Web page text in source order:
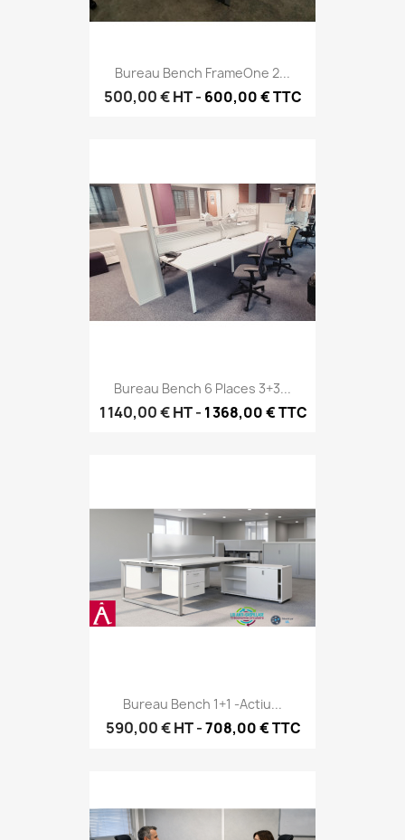
Bureau Bench FrameOne 2...
500,00 €HT- 600,00 € TTC
Bureau Bench 6 Places 3+3...
1 140,00 €HT- 1 368,00 € TTC
Bureau Bench 1+1 -Actiu...
590,00 €HT-708,00 € TTC